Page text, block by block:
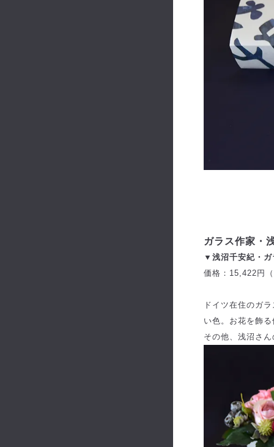
ガラス作家・
▼浅沼千安紀・
価格：15,422
ドイツ在住のガ
い色。お花を飾
その他、浅沼さ